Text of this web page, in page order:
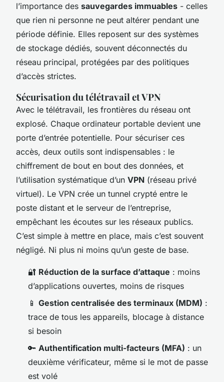
l’importance des sauvegardes immuables - celles
que rien ni personne ne peut altérer pendant une
période définie. Elles reposent sur des systèmes
de stockage dédiés, souvent déconnectés du
réseau principal, protégées par des politiques
d’accès strictes.
Sécurisation du télétravail et VPN
Avec le télétravail, les frontières du réseau ont
explosé. Chaque ordinateur portable devient une
porte d’entrée potentielle. Pour sécuriser ces
accès, deux outils sont indispensables : le
chiffrement de bout en bout des données, et
l’utilisation systématique d’un VPN (réseau privé
virtuel). Le VPN crée un tunnel crypté entre le
poste distant et le serveur de l’entreprise,
empêchant les écoutes sur les réseaux publics.
C’est simple à mettre en place, mais c’est souvent
négligé. Ni plus ni moins qu’un geste de base.
🔐 Réduction de la surface d’attaque : moins
d’applications ouvertes, moins de risques
📱 Gestion centralisée des terminaux (MDM) :
trace de tous les appareils, blocage à distance
si besoin
🔑 Authentification multi-facteurs (MFA) : un
deuxième vérificateur, même si le mot de passe
est volé